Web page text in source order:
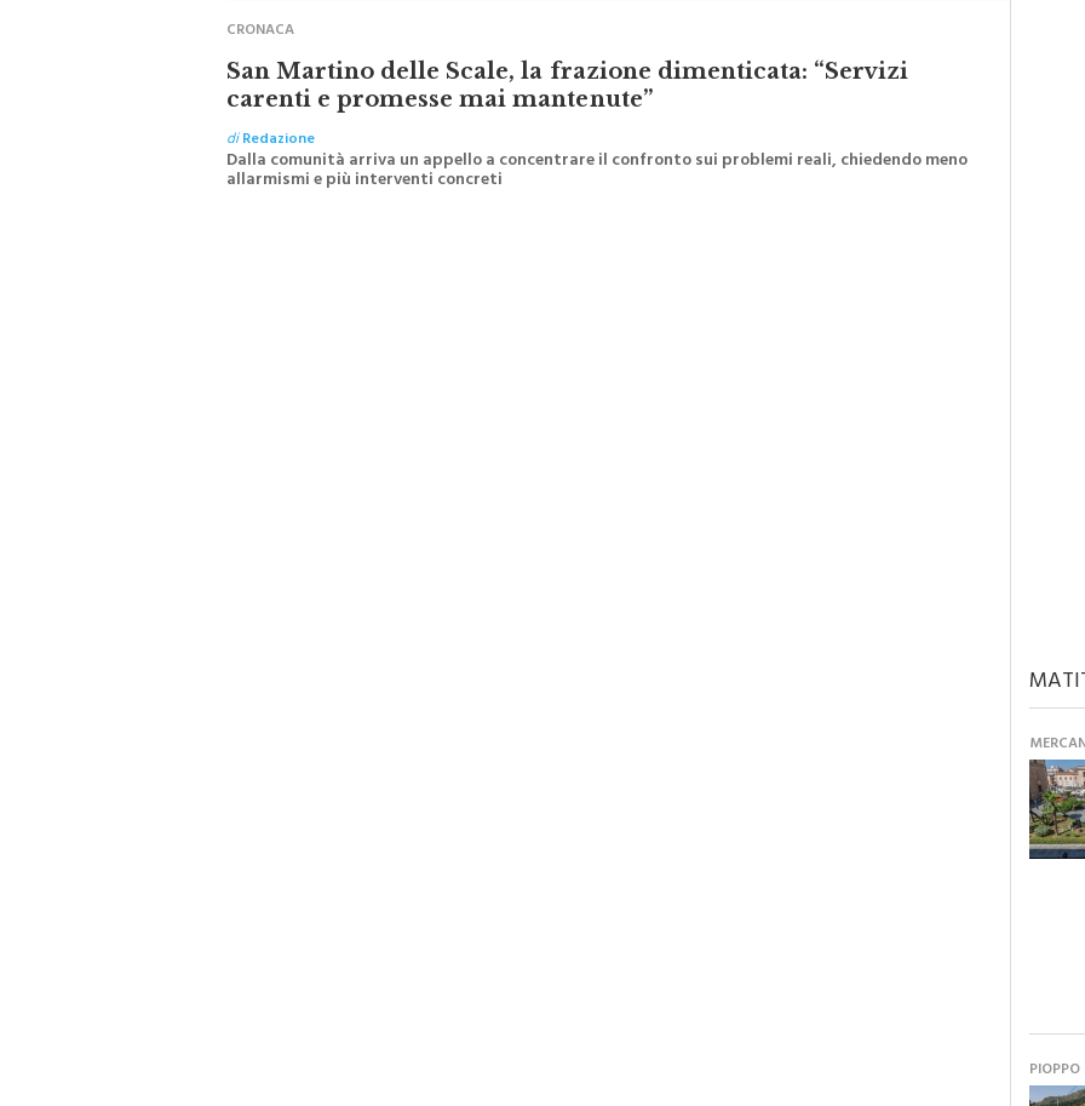
CRONACA
San Martino delle Scale, la frazione dimenticata: “Servizi
carenti e promesse mai mantenute”
diRedazione
Dalla comunità arriva un appello a concentrare il confronto sui problemi reali, chiedendo meno
allarmismi e più interventi concreti
PIOPPO